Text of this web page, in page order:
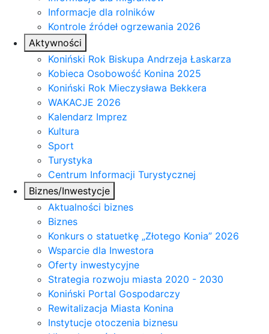
Informacje dla rolników
Kontrole źródeł ogrzewania 2026
Aktywności
Koniński Rok Biskupa Andrzeja Łaskarza
Kobieca Osobowość Konina 2025
Koniński Rok Mieczysława Bekkera
WAKACJE 2026
Kalendarz Imprez
Kultura
Sport
Turystyka
Centrum Informacji Turystycznej
Biznes/Inwestycje
Aktualności biznes
Biznes
Konkurs o statuetkę „Złotego Konia” 2026
Wsparcie dla Inwestora
Oferty inwestycyjne
Strategia rozwoju miasta 2020 - 2030
Koniński Portal Gospodarczy
Rewitalizacja Miasta Konina
Instytucje otoczenia biznesu